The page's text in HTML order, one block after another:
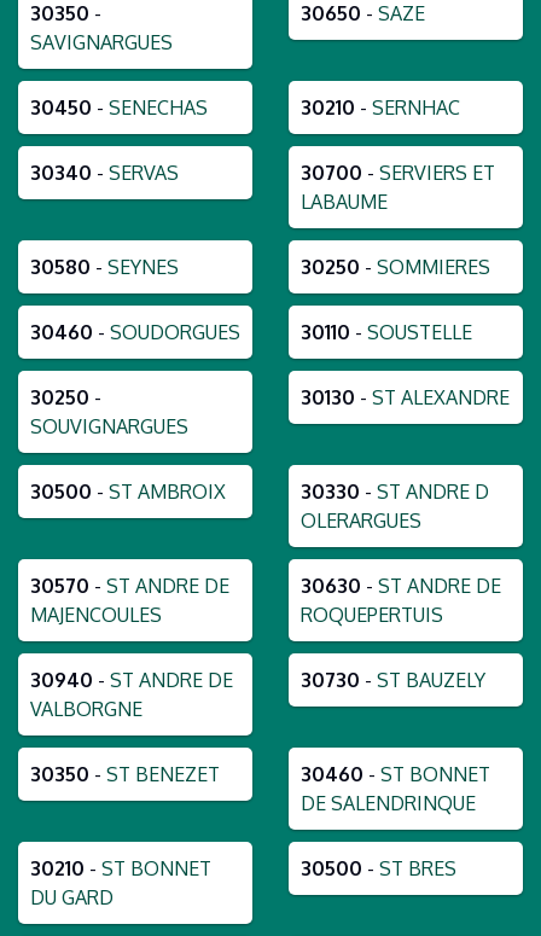
30350 -
SAVIGNARGUES
30650 - SAZE
30450 - SENECHAS 30210 - SERNHAC
30340 - SERVAS 30700 - SERVIERS ET
LABAUME
30580 - SEYNES 30250 - SOMMIERES
30460 - SOUDORGUES 30110 - SOUSTELLE
30250 -
SOUVIGNARGUES
30130 - ST ALEXANDRE
30500 - ST AMBROIX 30330 - ST ANDRE D
OLERARGUES
30570 - ST ANDRE DE
MAJENCOULES
30630 - ST ANDRE DE
ROQUEPERTUIS
30940 - ST ANDRE DE
VALBORGNE
30730 - ST BAUZELY
30350 - ST BENEZET 30460 - ST BONNET
DE SALENDRINQUE
30210 - ST BONNET
DU GARD
30500 - ST BRES